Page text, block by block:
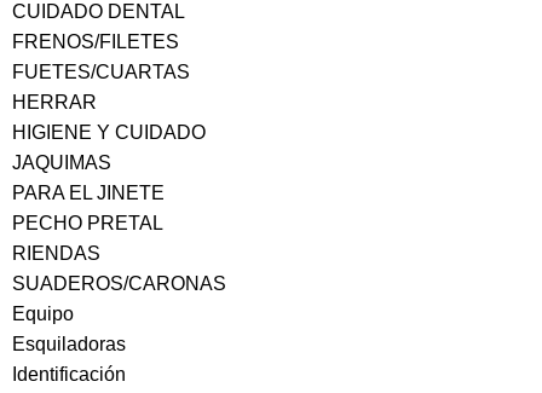
CUIDADO DENTAL
FRENOS/FILETES
FUETES/CUARTAS
HERRAR
HIGIENE Y CUIDADO
JAQUIMAS
PARA EL JINETE
PECHO PRETAL
RIENDAS
SUADEROS/CARONAS
Equipo
Esquiladoras
Identificación